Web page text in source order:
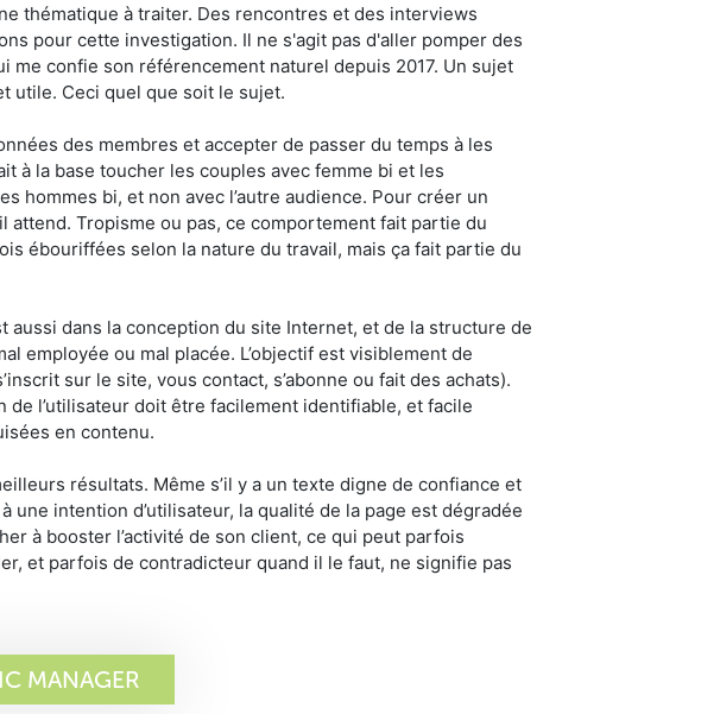
thématique à traiter. Des rencontres et des interviews
pour cette investigation. Il ne s'agit pas d'aller pomper des
me confie son référencement naturel depuis 2017. Un sujet
utile. Ceci quel que soit le sujet.
des membres et accepter de passer du temps à les
à la base toucher les couples avec femme bi et les
hommes bi, et non avec l’autre audience. Pour créer un
Tropisme ou pas, ce comportement fait partie du
ébouriffées selon la nature du travail, mais ça fait partie du
aussi dans la conception du site Internet, et de la structure de
employée ou mal placée. L’objectif est visiblement de
sur le site, vous contact, s’abonne ou fait des achats).
l’utilisateur doit être facilement identifiable, et facile
en contenu.
résultats. Même s’il y a un texte digne de confiance et
intention d’utilisateur, la qualité de la page est dégradée
à booster l’activité de son client, ce qui peut parfois
et parfois de contradicteur quand il le faut, ne signifie pas
MANAGER